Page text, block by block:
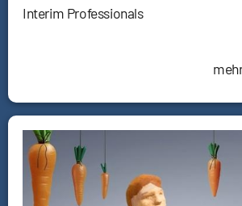
Interim Professionals